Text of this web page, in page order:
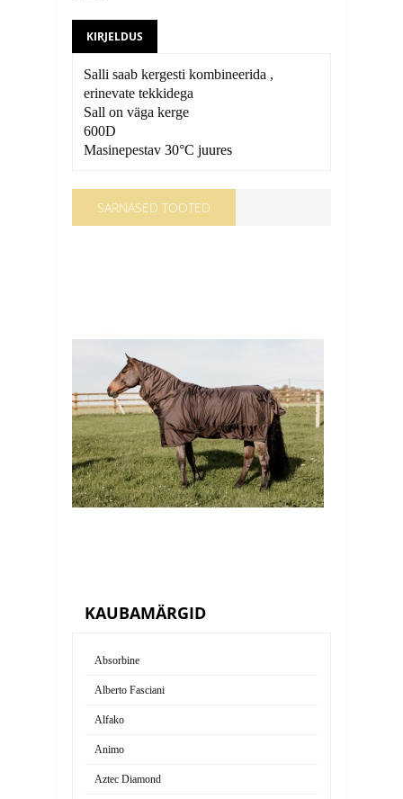
KIRJELDUS
Salli saab kergesti kombineerida ,
erinevate tekkidega
Sall on väga kerge
600D
Masinepestav 30°C juures
SARNASED TOOTED
KENTUCKY VIHMATEKK PRUUN 160G
Vaata toodet
KAUBAMÄRGID
Absorbine
Alberto Fasciani
Alfako
Animo
Aztec Diamond